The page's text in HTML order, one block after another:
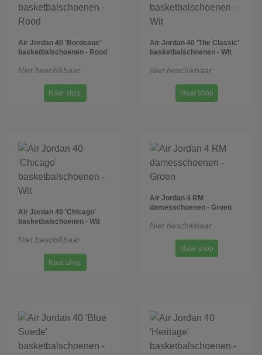
Air Jordan 40 'Bordeaux'
basketbalschoenen - Rood
Niet beschikbaar
Naar shop
Air Jordan 40 'The Classic'
basketbalschoenen - Wit
Niet beschikbaar
Naar shop
Air Jordan 40 'Chicago'
basketbalschoenen - Wit
Niet beschikbaar
Naar shop
Air Jordan 4 RM
damesschoenen - Groen
Niet beschikbaar
Naar shop